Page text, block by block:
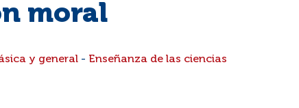
moral
y general - Enseñanza de las ciencias